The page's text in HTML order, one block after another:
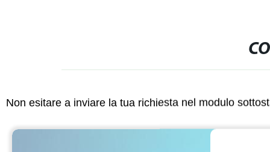
Non esitare a inviare la tua richiesta nel modulo